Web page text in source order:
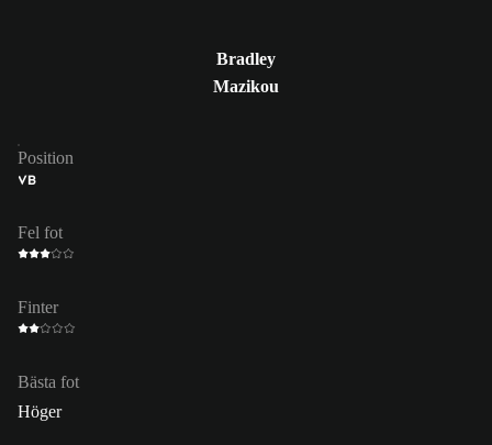
Bradley
Mazikou
Position
VB
Fel fot
Finter
Bästa fot
Höger